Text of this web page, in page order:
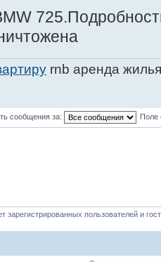
rnb аренда
сообщения за: Поле
пользователей и